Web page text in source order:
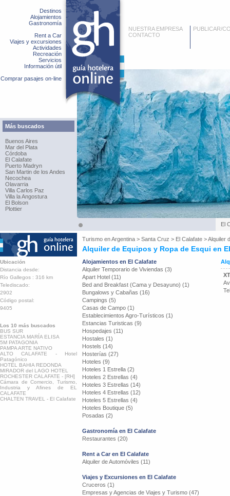
Destinos
Alojamientos
Gastronomía
Rent a Car
Viajes y excursiones
Actividades
Recreación
Servicios
Información útil
Comprar pasajes on-line
Más buscados
Buenos Aires
Mar del Plata
Córdoba
El Calafate
Puerto Madryn
San Martin de los Andes
Necochea
Olavarria
Villa Carlos Paz
Villa la Angostura
El Bolson
Plottier
NUESTRA EMPRESA
CONTACTO
PUBLICAR/
El
Turismo enArgentina > Santa Cruz > El Calafate >Alquiler
Alquiler de Equipos y Ropa de Esqui en
Ubicación
Distancia desde:
Río Gallegos : 316 km
Telediscado:
2902
Código postal:
9405
Los 10 más buscados
BUS SUR
ESTANCIA MARÍA ELISA
5M PATAGONIA
PAMPA ARTE NATIVO
ALTO CALAFATE - Hotel
Patagónico
HOTEL BAHIA REDONDA
MIRADOR del LAGO HOTEL
ROCHESTER CALAFATE - [RH]
Cámara de Comercio, Turismo,
Industria y Afines de EL
CALAFATE
CHALTEN TRAVEL - El Calafate
Alojamientos en El Calafate
Alquiler Temporario de Viviendas (3)
Apart Hotel (11)
Bed and Breakfast (Cama y Desayuno) (1)
Bungalows y Cabañas (16)
Campings (5)
Casas de Campo (1)
Establecimientos Agro-Turísticos (1)
Estancias Turisticas (9)
Hospedajes (11)
Hostales (1)
Hostels (14)
Hosterías (27)
Hoteles (9)
Hoteles 1 Estrella (2)
Hoteles 2 Estrellas (4)
Hoteles 3 Estrellas (14)
Hoteles 4 Estrellas (12)
Hoteles 5 Estrellas (4)
Hoteles Boutique (5)
Posadas (2)
Gastronomía en El Calafate
Restaurantes (20)
Rent a Car en El Calafate
Alquiler de Automóviles (11)
Viajes y Excursiones en El Calafate
Cruceros (1)
Empresas y Agencias de Viajes y Turismo (47)